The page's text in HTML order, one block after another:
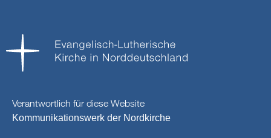
Verantwortlich für diese Website
Kommunikationswerk der Nordkirche